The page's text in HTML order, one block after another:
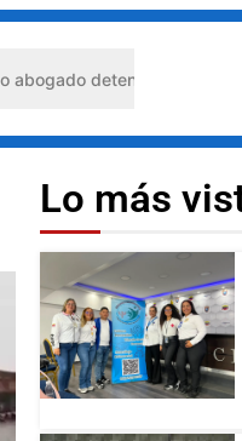
detenido en Barquisimeto:
Lo más